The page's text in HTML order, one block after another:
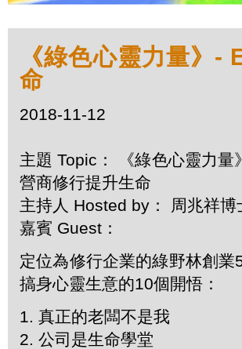
《綠色心靈力量》-
命
2018-11-12
主題 Topic： 《綠色心靈力量
營商修行提升生命
主持人 Hosted by： 周兆祥博
嘉賓 Guest：
定位為修行企業的綠野林創
搞身心靈生意的10個開悟：
1. 真正的老闆不是我
2. 公司是生命學堂